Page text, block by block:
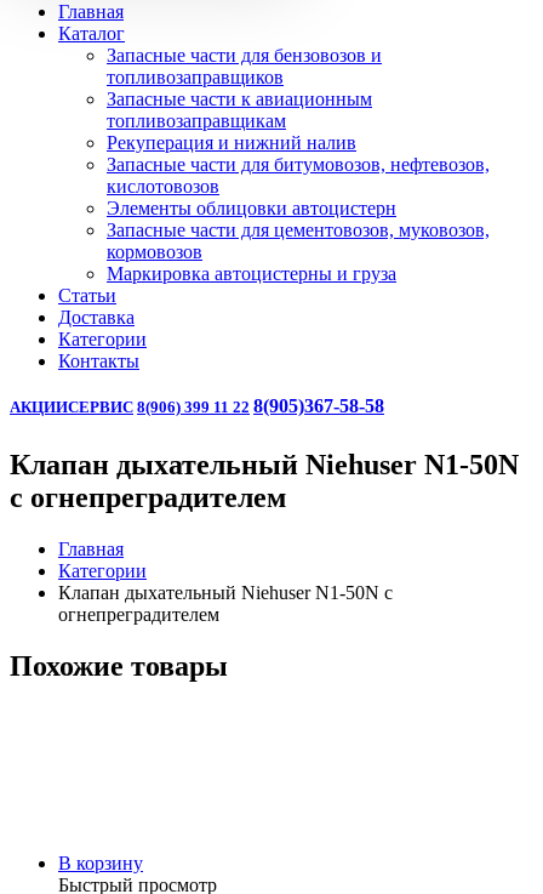
Главная
Каталог
Запасные части для бензовозов и
топливозаправщиков
Запасные части к авиационным
топливозаправщикам
Рекуперация и нижний налив
Запасные части для битумовозов, нефтевозов,
кислотовозов
Элементы облицовки автоцистерн
Запасные части для цементовозов, муковозов,
кормовозов
Маркировка автоцистерны и груза
Статьи
Доставка
Категории
Контакты
АКЦИИСЕРВИС 8(906) 399 11 22 8(905)367-58-58
Клапан дыхательный Niehuser N1-50N
c огнепреградителем
Главная
Категории
Клапан дыхательный Niehuser N1-50N c
огнепреградителем
Похожие товары
В корзину
Быстрый просмотр